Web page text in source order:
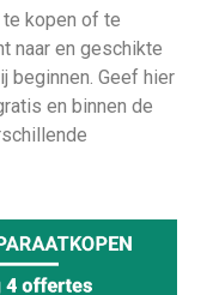
kopen of te
naar en geschikte
beginnen. Geef hier
en binnen de